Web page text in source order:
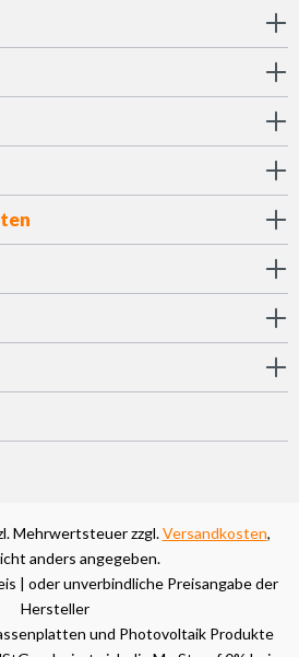
Mehrwertsteuer zzgl.Versandkosten,
anders angegeben.
| oder unverbindliche Preisangabe der
Hersteller
und Photovoltaik Produkte